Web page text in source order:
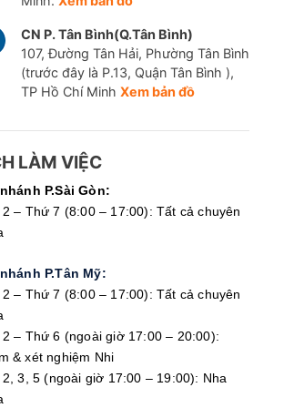
VI TÍNH - CT SCAN
X tạo ra hình ảnh các cơ quan trong cơ
Chụp CT có thể giúp phát hiện các bệnh lý
mạch máu. CT thường được chỉ định khi
DÕI VÀ QUẢN LÝ BỆNH TIM MẠCH -
- Trợ lý tim mạch thông minh, trên ứng
hiển thị dạng hình ảnh biểu đồ dễ theo
tính năng "chat" các thắc mắc liên quan
nối tự động với thiết bị đo Huyết áp, nhờ
CN P. Tân Bình(Q.Tân Bình)
107, Đường Tân Hải, Phường Tân Bình
(trước đây là P.13, Quận Tân Bình ),
TP Hồ Chí Minh Xem bản đồ
LÀM VIỆC
P.Sài Gòn:
– Thứ 7 (8:00 – 17:00): Tất cả chuyên
P.Tân Mỹ:
– Thứ 7 (8:00 – 17:00): Tất cả chuyên
– Thứ 6 (ngoài giờ 17:00 – 20:00):
& xét nghiệm Nhi
3, 5 (ngoài giờ 17:00 – 19:00): Nha